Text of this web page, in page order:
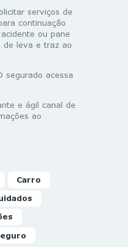
serviços de
continuação
ou pane
de leva e traz ao
segurado acessa
e ágil canal de
ao
Carro